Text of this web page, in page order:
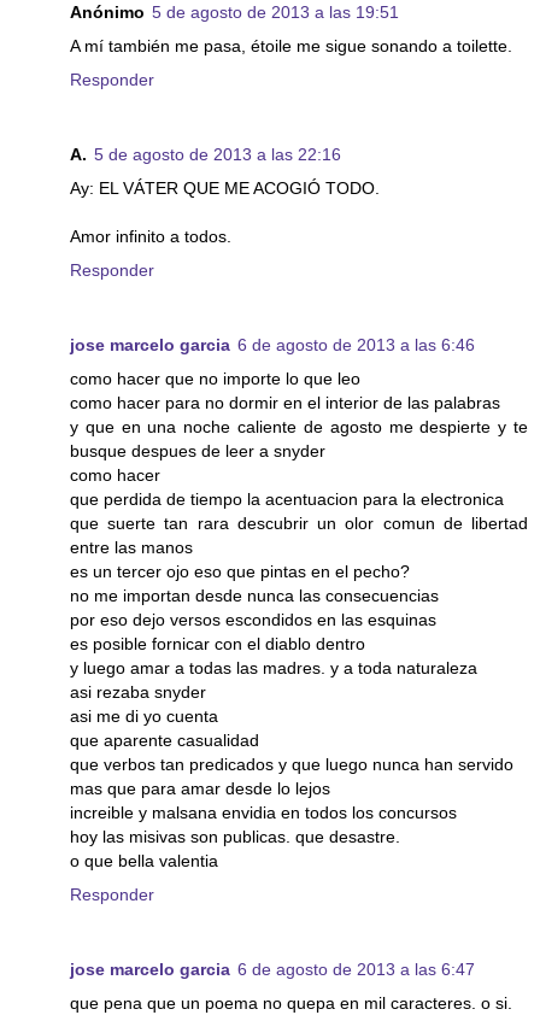
Anónimo 5 de agosto de 2013 a las 19:51
A mí también me pasa, étoile me sigue sonando a toilette.
Responder
A. 5 de agosto de 2013 a las 22:16
Ay: EL VÁTER QUE ME ACOGIÓ TODO.
Amor infinito a todos.
Responder
jose marcelo garcia 6 de agosto de 2013 a las 6:46
como hacer que no importe lo que leo
como hacer para no dormir en el interior de las palabras
y que en una noche caliente de agosto me despierte y te
busque despues de leer a snyder
como hacer
que perdida de tiempo la acentuacion para la electronica
que suerte tan rara descubrir un olor comun de libertad
entre las manos
es un tercer ojo eso que pintas en el pecho?
no me importan desde nunca las consecuencias
por eso dejo versos escondidos en las esquinas
es posible fornicar con el diablo dentro
y luego amar a todas las madres. y a toda naturaleza
asi rezaba snyder
asi me di yo cuenta
que aparente casualidad
que verbos tan predicados y que luego nunca han servido
mas que para amar desde lo lejos
increible y malsana envidia en todos los concursos
hoy las misivas son publicas. que desastre.
o que bella valentia
Responder
jose marcelo garcia 6 de agosto de 2013 a las 6:47
que pena que un poema no quepa en mil caracteres. o si.